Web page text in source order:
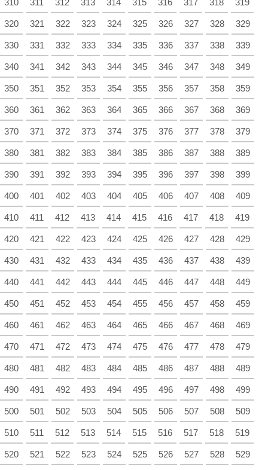
310 311 312 313 314 315 316 317 318 319
320 321 322 323 324 325 326 327 328 329
330 331 332 333 334 335 336 337 338 339
340 341 342 343 344 345 346 347 348 349
350 351 352 353 354 355 356 357 358 359
360 361 362 363 364 365 366 367 368 369
370 371 372 373 374 375 376 377 378 379
380 381 382 383 384 385 386 387 388 389
390 391 392 393 394 395 396 397 398 399
400 401 402 403 404 405 406 407 408 409
410 411 412 413 414 415 416 417 418 419
420 421 422 423 424 425 426 427 428 429
430 431 432 433 434 435 436 437 438 439
440 441 442 443 444 445 446 447 448 449
450 451 452 453 454 455 456 457 458 459
460 461 462 463 464 465 466 467 468 469
470 471 472 473 474 475 476 477 478 479
480 481 482 483 484 485 486 487 488 489
490 491 492 493 494 495 496 497 498 499
500 501 502 503 504 505 506 507 508 509
510 511 512 513 514 515 516 517 518 519
520 521 522 523 524 525 526 527 528 529